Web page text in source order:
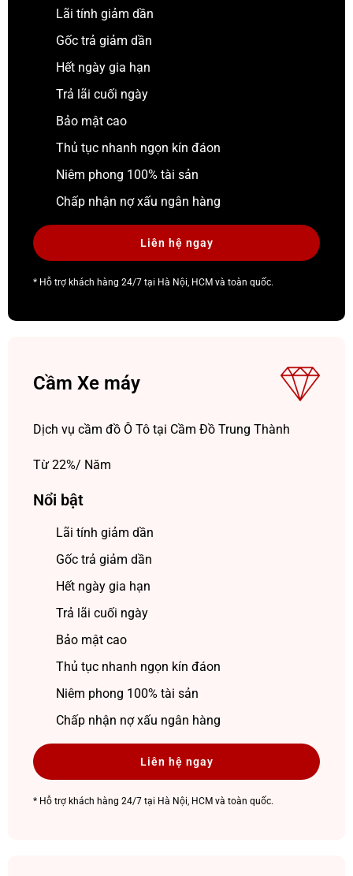
Lãi tính giảm dần
Gốc trả giảm dần
Hết ngày gia hạn
Trả lãi cuối ngày
Bảo mật cao
Thủ tục nhanh ngọn kín đáon
Niêm phong 100% tài sản
Chấp nhận nợ xấu ngân hàng
Liên hệ ngay
* Hỗ trợ khách hàng 24/7 tại Hà Nội, HCM và toàn quốc.
Cầm Xe máy
Dịch vụ cầm đồ Ô Tô tại Cầm Đồ Trung Thành
Từ 22%/ Năm
Nổi bật
Lãi tính giảm dần
Gốc trả giảm dần
Hết ngày gia hạn
Trả lãi cuối ngày
Bảo mật cao
Thủ tục nhanh ngọn kín đáon
Niêm phong 100% tài sản
Chấp nhận nợ xấu ngân hàng
Liên hệ ngay
* Hỗ trợ khách hàng 24/7 tại Hà Nội, HCM và toàn quốc.